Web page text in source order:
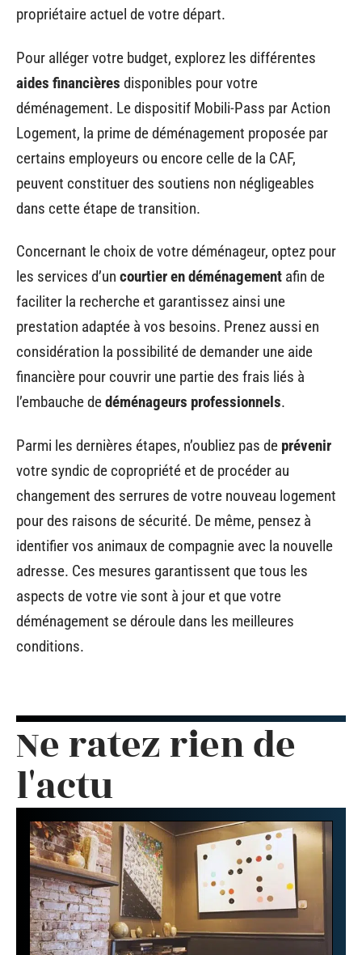
propriétaire actuel de votre départ.
Pour alléger votre budget, explorez les différentes
aides financières disponibles pour votre
déménagement. Le dispositif Mobili-Pass par Action
Logement, la prime de déménagement proposée par
certains employeurs ou encore celle de la CAF,
peuvent constituer des soutiens non négligeables
dans cette étape de transition.
Concernant le choix de votre déménageur, optez pour
les services d’un courtier en déménagement afin de
faciliter la recherche et garantissez ainsi une
prestation adaptée à vos besoins. Prenez aussi en
considération la possibilité de demander une aide
financière pour couvrir une partie des frais liés à
l’embauche dedéménageurs professionnels.
Parmi les dernières étapes, n’oubliez pas de prévenir
votre syndic de copropriété et de procéder au
changement des serrures de votre nouveau logement
pour des raisons de sécurité. De même, pensez à
identifier vos animaux de compagnie avec la nouvelle
adresse. Ces mesures garantissent que tous les
aspects de votre vie sont à jour et que votre
déménagement se déroule dans les meilleures
conditions.
Ne ratez rien de
l'actu